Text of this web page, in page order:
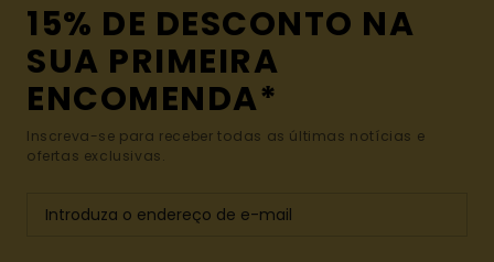
15% DE DESCONTO NA
SUA PRIMEIRA
ENCOMENDA*
Inscreva-se para receber todas as últimas notícias e
ofertas exclusivas.